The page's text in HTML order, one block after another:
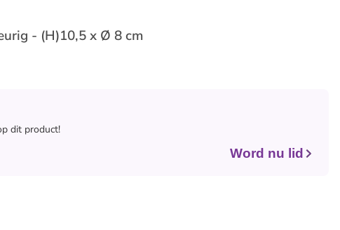
- (H)10,5 x Ø 8 cm
dit product!
Word nu lid